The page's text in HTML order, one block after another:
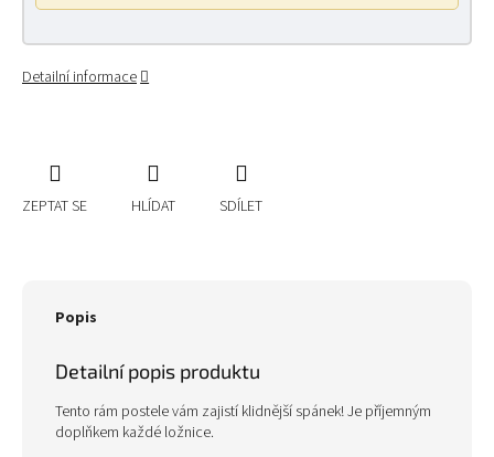
Detailní informace
ZEPTAT SE HLÍDAT SDÍLET
Popis
Detailní popis produktu
Tento rám postele vám zajistí klidnější spánek! Je příjemným
doplňkem každé ložnice.